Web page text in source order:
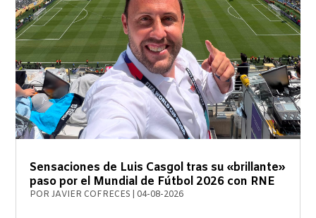
Sensaciones de Luis Casgol tras su «brillante»
paso por el Mundial de Fútbol 2026 con RNE
PORJAVIER COFRECES 04-08-2026